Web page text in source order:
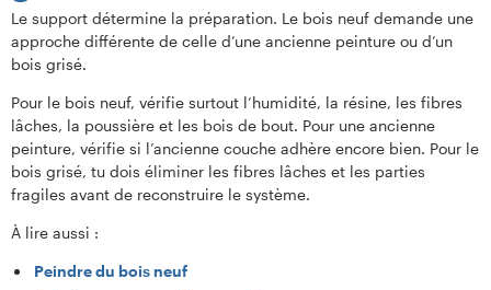
Le support détermine la préparation. Le bois neuf demande une
approche différente de celle d’une ancienne peinture ou d’un
bois grisé.
Pour le bois neuf, vérifie surtout l’humidité, la résine, les fibres
lâches, la poussière et les bois de bout. Pour une ancienne
peinture, vérifie si l’ancienne couche adhère encore bien. Pour le
bois grisé, tu dois éliminer les fibres lâches et les parties
fragiles avant de reconstruire le système.
À lire aussi :
Peindre du bois neuf